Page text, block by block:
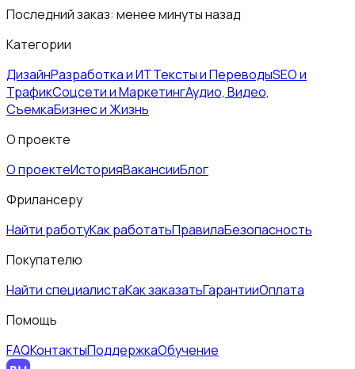
Последний заказ: менее минуты назад
Категории
ДизайнРазработка и ИТТексты и ПереводыSEO и
ТрафикСоцсети и МаркетингАудио, Видео,
СъемкаБизнес и Жизнь
О проекте
О проектеИсторияВакансииБлог
Фрилансеру
Найти работуКак работатьПравилаБезопасность
Покупателю
Найти специалистаКак заказатьГарантииОплата
Помощь
FAQКонтактыПоддержкаОбучение